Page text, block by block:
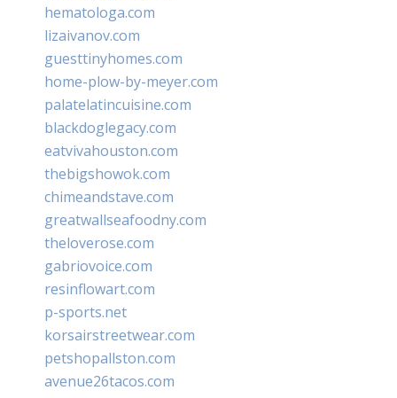
hematologa.com
lizaivanov.com
guesttinyhomes.com
home-plow-by-meyer.com
palatelatincuisine.com
blackdoglegacy.com
eatvivahouston.com
thebigshowok.com
chimeandstave.com
greatwallseafoodny.com
theloverose.com
gabriovoice.com
resinflowart.com
p-sports.net
korsairstreetwear.com
petshopallston.com
avenue26tacos.com